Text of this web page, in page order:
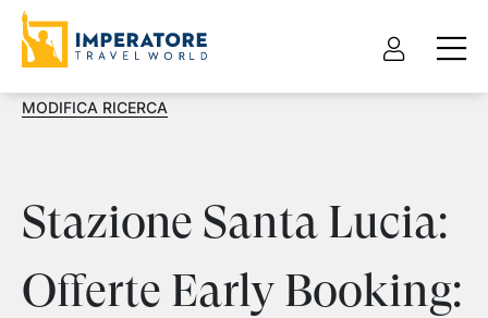
MODIFICA RICERCA
Stazione Santa Lucia:
Offerte Early Booking: